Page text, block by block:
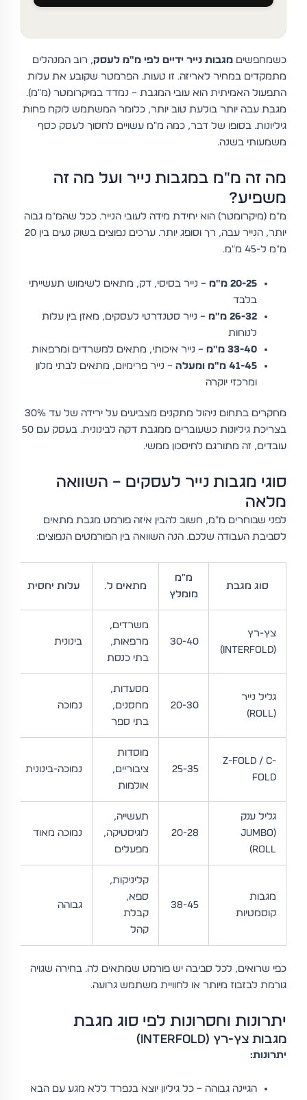
כשמחפשים מגבות נייר ידיים לפי מ"מ לעסק, רוב המנהלים
מתמקדים במחיר לאריזה. זו טעות. הפרמטר שקובע את עלות
התפעול האמיתית הוא עובי המגבת – נמדד במיקרומטר (מ"מ).
מגבת עבה יותר בולעת טוב יותר, כלומר המשתמש לוקח פחות
גיליונות. בסופו של דבר, כמה מ"מ עשויים לחסוך לעסק כסף
משמעותי בשנה.
מה זה מ"מ במגבות נייר ועל מה זה
משפיע?
מ"מ (מיקרומטר) הוא יחידת מידה לעובי הנייר. ככל שהמ"מ גבוה
יותר, הנייר עבה, רך וסופג יותר. ערכים נפוצים בשוק נעים בין 20
מ"מ ל-45 מ"מ.
20-25 מ"מ
– נייר בסיסי, דק, מתאים לשימוש תעשייתי
בלבד
26-32 מ"מ
– נייר סטנדרטי לעסקים, מאזן בין עלות
לנוחות
33-40 מ"מ
– נייר איכותי, מתאים למשרדים ומרפאות
41-45 מ"מ ומעלה
– נייר פרימיום, מתאים לבתי מלון
ומרכזי יוקרה
מחקרים בתחום ניהול מתקנים מצביעים על ירידה של עד 30%
בצריכת גיליונות כשעוברים ממגבת דקה לבינונית. בעסק עם 50
עובדים, זה מתורגם לחיסכון ממשי.
סוגי מגבות נייר לעסקים – השוואה
מלאה
לפני שבוחרים מ"מ, חשוב להבין איזה פורמט מגבת מתאים
לסביבת העבודה שלכם. הנה השוואה בין הפורמטים הנפוצים:
סוג מגבת
מ"מ
מומלץ
מתאים ל…
עלות יחסית
צץ-רץ
(Interfold)
30-40
משרדים,
מרפאות,
בתי כנסת
בינונית
גליל נייר
(Roll)
20-30
מסעדות,
מחסנים,
בתי ספר
נמוכה
Z-Fold / C-
Fold
25-35
מוסדות
ציבוריים,
אולמות
נמוכה-בינונית
גליל ענק
(Jumbo
Roll)
20-28
תעשייה,
לוגיסטיקה,
מפעלים
נמוכה מאוד
מגבות
קוסמטיות
38-45
קליניקות,
ספא,
קבלת
קהל
גבוהה
כפי שרואים, לכל סביבה יש פורמט שמתאים לה. בחירה שגויה
גורמת לבזבוז מיותר או לחוויית משתמש גרועה.
יתרונות וחסרונות לפי סוג מגבת
מגבות צץ-רץ (Interfold)
יתרונות:
הגיינה גבוהה – כל גיליון יוצא בנפרד ללא מגע עם הבא